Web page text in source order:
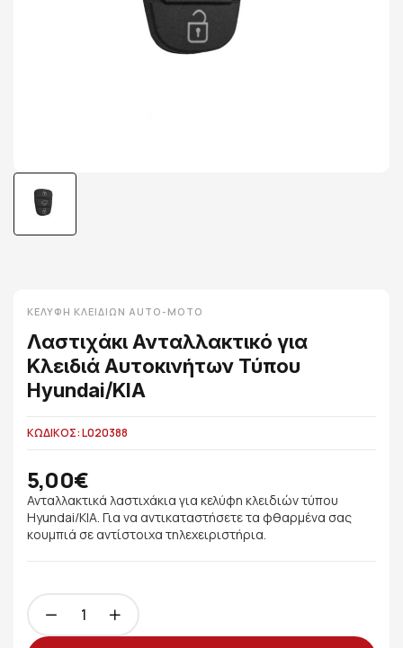
ΚΕΛΎΦΗ ΚΛΕΙΔΙΏΝ AUTO-MOTO
Λαστιχάκι Ανταλλακτικό για
Κλειδιά Αυτοκινήτων Τύπου
Hyundai/KIA
ΚΩΔΙΚΟΣ: L020388
5,00€
Ανταλλακτικά λαστιχάκια για κελύφη κλειδιών τύπου
Hyundai/KIA. Για να αντικαταστήσετε τα φθαρμένα σας
κουμπιά σε αντίστοιχα τηλεχειριστήρια.